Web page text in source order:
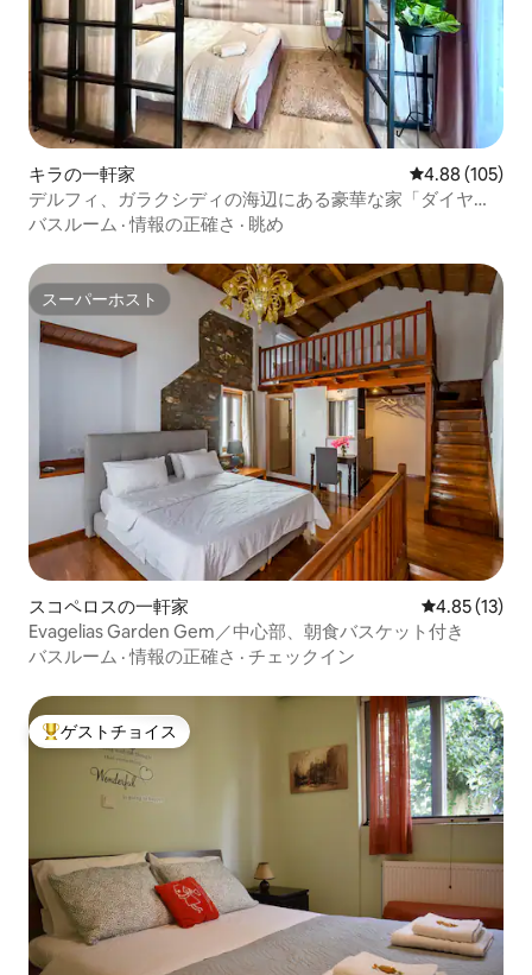
キラの一軒家 レビュー105
4.88 (105)
デルフィ、ガラクシディの海辺にある豪華な家「ダイヤモ
ンド」
バスルーム ·情報の正確さ · 眺め
スーパーホスト
スーパーホスト
スコペロスの一軒家 レビュー13
4.85 (13)
Evagelias Garden Gem／中心部、朝食バスケット付き
バスルーム ·情報の正確さ · チェックイン
大好評のゲストチョイスです。
ゲストチョイス